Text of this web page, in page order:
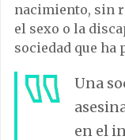
nacimiento, sin
el sexo o la
sociedad que
Una
en el